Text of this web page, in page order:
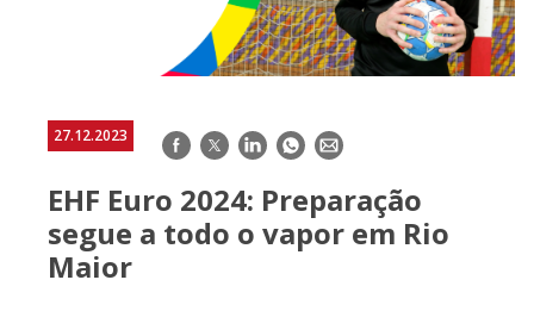
27.12.2023 Facebook
TwitterLinkedInWhatsApp
E-
EHF Euro 2024: Preparação
segue a todo o vapor em Rio
Maior